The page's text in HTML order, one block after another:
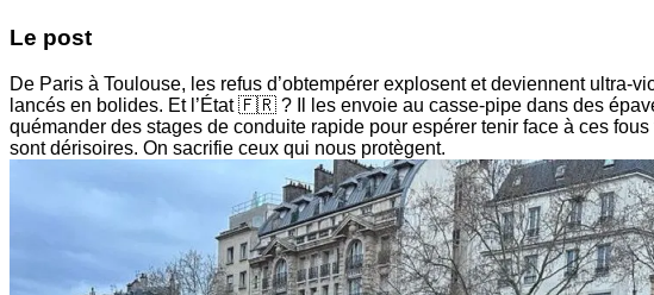
Le post
De Paris à Toulouse, les refus d’obtempérer explosent et deviennent
lancés en bolides. Et l’État 🇫🇷 ? Il les envoie au casse-pipe dans des
quémander des stages de conduite rapide pour espérer tenir face à ces
sont dérisoires. On sacrifie ceux qui nous protègent.